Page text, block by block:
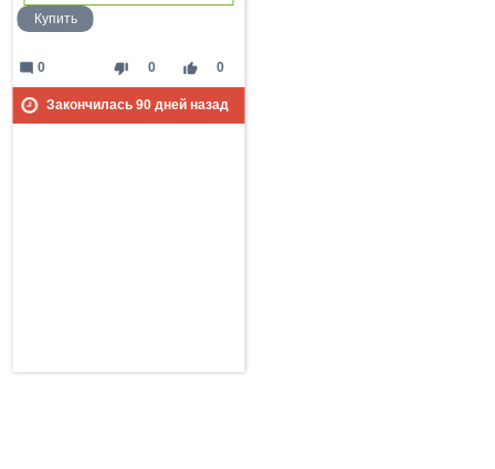
Купить
thumb_down 0 thumb_up 0
mode_comment 0
Закончилась 90дней назад